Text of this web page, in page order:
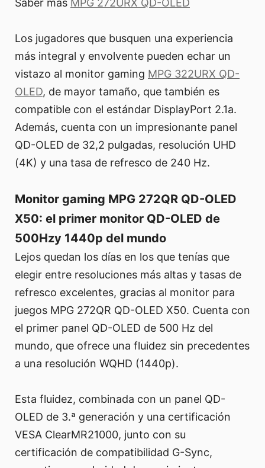
Saber más MPG 272URX QD-OLED
Los jugadores que busquen una experiencia
más integral y envolvente pueden echar un
vistazo al monitor gaming MPG 322URX QD-
OLED, de mayor tamaño, que también es
compatible con el estándar DisplayPort 2.1a.
Además, cuenta con un impresionante panel
QD-OLED de 32,2 pulgadas, resolución UHD
(4K) y una tasa de refresco de 240 Hz.
Monitor gaming MPG 272QR QD-OLED
X50: el primer monitor QD-OLED de
500Hzy 1440p del mundo
Lejos quedan los días en los que tenías que
elegir entre resoluciones más altas y tasas de
refresco excelentes, gracias al monitor para
juegos MPG 272QR QD-OLED X50. Cuenta con
el primer panel QD-OLED de 500 Hz del
mundo, que ofrece una fluidez sin precedentes
a una resolución WQHD (1440p).
Esta fluidez, combinada con un panel QD-
OLED de 3.ª generación y una certificación
VESA ClearMR21000, junto con su
certificación de compatibilidad G-Sync,